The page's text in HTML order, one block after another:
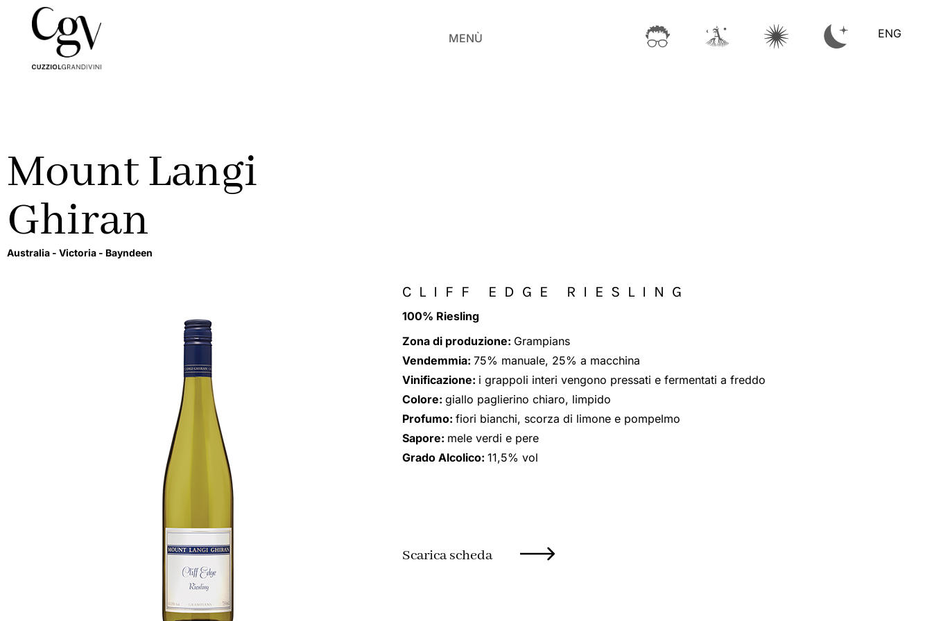
MENÙ ENG
Mount Langi
Ghiran
Australia - Victoria - Bayndeen
CLIFF EDGE RIESLING
100% Riesling
Zona di produzione: Grampians
Vendemmia: 75% manuale, 25% a macchina
Vinificazione: i grappoli interi vengono pressati e fermentati a freddo
Colore: giallo paglierino chiaro, limpido
Profumo: fiori bianchi, scorza di limone e pompelmo
Sapore: mele verdi e pere
Grado Alcolico: 11,5% vol
Scarica scheda